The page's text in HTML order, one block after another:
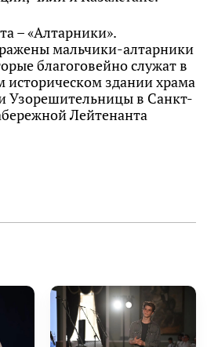
– «Алтарники».
мальчики-алтарники
благоговейно служат в
историческом здании храма
Узорешительницы в Санкт-
Лейтенанта